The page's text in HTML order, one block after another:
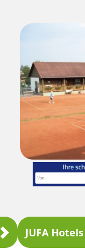
JUFA Hotels